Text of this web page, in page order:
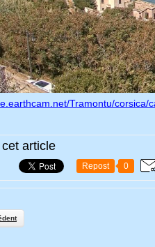
Tramontu/corsica/
article
Repost 0